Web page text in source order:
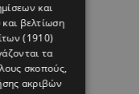
και
βελτίωση
(1910)
τα
σκοπούς,
ακριβών